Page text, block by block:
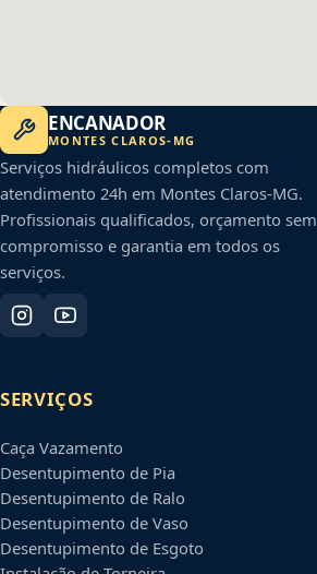
ENCANADOR
MONTES CLAROS- MG
Serviços hidráulicos completos com
atendimento 24h em Montes Claros-MG.
Profissionais qualificados, orçamento sem
compromisso e garantia em todos os
serviços.
SERVIÇOS
Caça Vazamento
Desentupimento de Pia
Desentupimento de Ralo
Desentupimento de Vaso
Desentupimento de Esgoto